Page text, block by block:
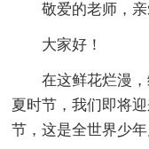
敬爱的老师，亲
大家好！
在这鲜花烂漫
夏时节，我们即将
节，这是全世界少